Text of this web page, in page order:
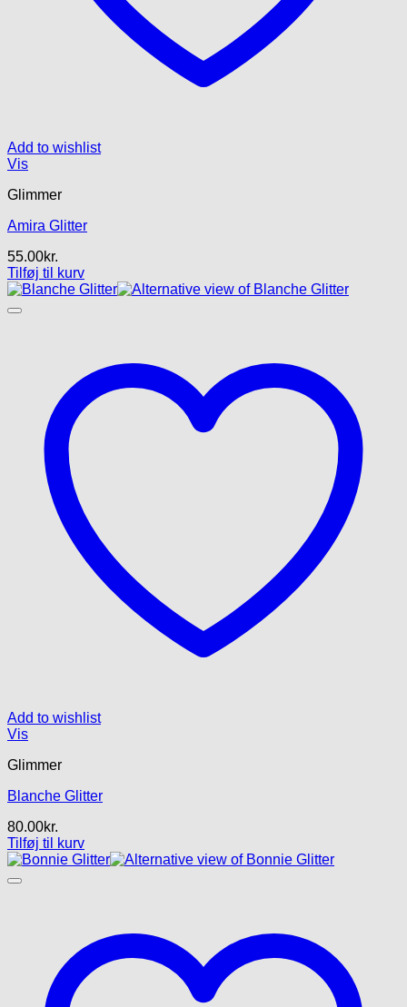
Add to wishlist
Vis
Glimmer
Amira Glitter
55.00kr.
Tilføj til kurv
Add to wishlist
Vis
Glimmer
Blanche Glitter
80.00kr.
Tilføj til kurv